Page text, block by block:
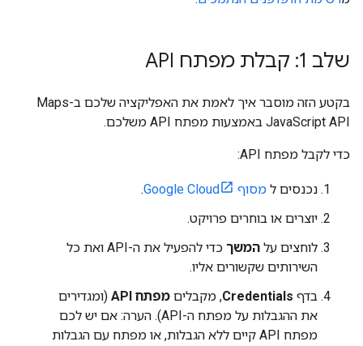
שלב 1: קבלת מפתח API
בקטע הזה מוסבר איך לאמת את האפליקציה שלכם ב-Maps
JavaScript API באמצעות מפתח API משלכם.
כדי לקבל מפתח API:
נכנסים ל מסוף Google Cloud
.
יוצרים או בוחרים פרויקט.
לוחצים על המשך
כדי להפעיל את ה-API ואת כל
השירותים שקשורים אליו.
בדף Credentials, מקבלים מפתח API
(ומגדירים
את ההגבלות על מפתח ה-API). הערה: אם יש לכם
מפתח API קיים ללא הגבלות, או מפתח עם הגבלות